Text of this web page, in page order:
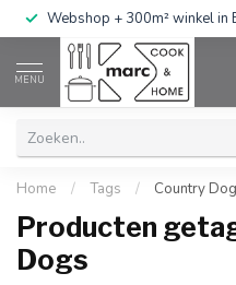
Webshop + 300m² winkel in
MENU
Home / Tags / Country
Producten
Dogs